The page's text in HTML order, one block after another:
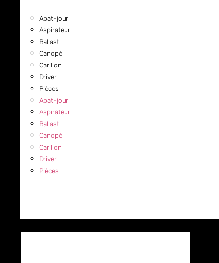
Abat-jour
Aspirateur
Ballast
Canopé
Carillon
Driver
Pièces
Abat-jour
Aspirateur
Ballast
Canopé
Carillon
Driver
Pièces